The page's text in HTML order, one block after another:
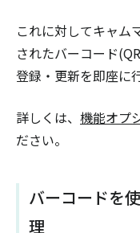
これに対してキャム
されたバーコード
登録・更新を即座に
詳しくは、 機能オプ
ださい。
バーコードを
理